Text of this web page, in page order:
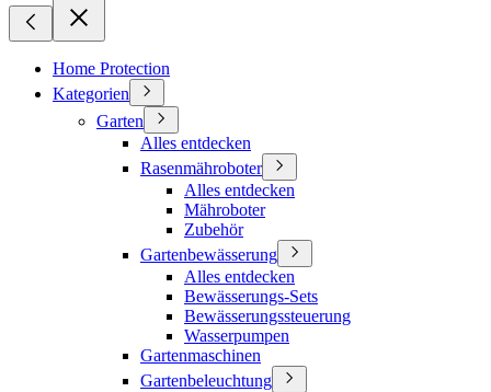
Home Protection
Kategorien
Garten
Alles entdecken
Rasenmähroboter
Alles entdecken
Mähroboter
Zubehör
Gartenbewässerung
Alles entdecken
Bewässerungs-Sets
Bewässerungssteuerung
Wasserpumpen
Gartenmaschinen
Gartenbeleuchtung